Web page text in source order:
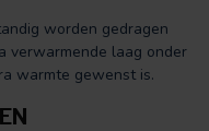
worden gedragen
verwarmende laag onder
warmte gewenst is.